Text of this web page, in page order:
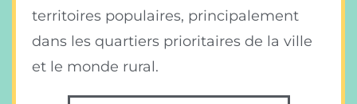
territoires populaires, principalement
dans les quartiers prioritaires de la ville
et le monde rural.